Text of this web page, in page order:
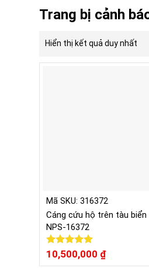
Trang bị cảnh
Hiển thị kết quả duy nhất
Mã SKU: 316372
Cáng cứu hộ trên tàu biển
NPS-16372
Được xếp
hạng
5.00
10,500,000 ₫